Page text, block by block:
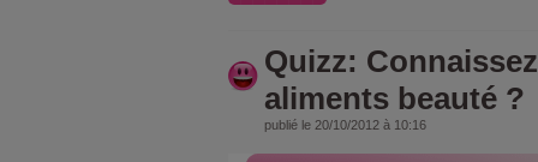
Quizz:
aliments beauté ?
publié le 20/10/2012 à 10:16